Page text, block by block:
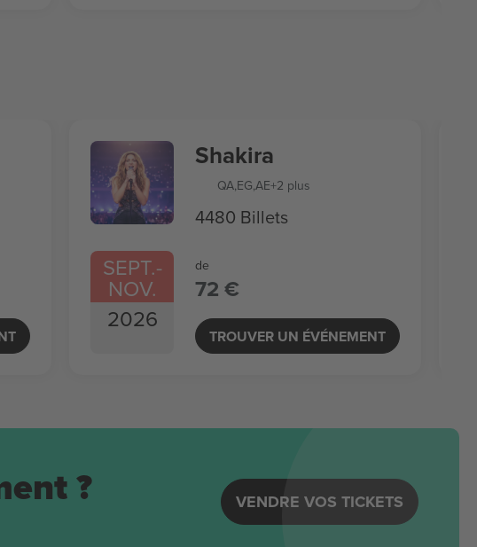
SEPT.-
NOV.
2026
Shakira
QA,EG,AE+2 plus
4480 Billets
de
72 €
TROUVER UN ÉVÉNEMENT
? VENDRE VOS TICKETS